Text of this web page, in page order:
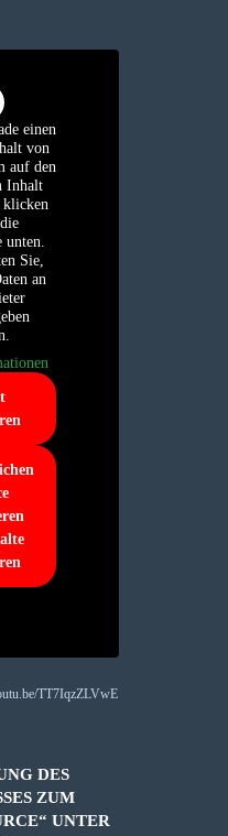
einen
von
auf den
Inhalt
klicken
Sie,
an
DES
ZUM
UNTER